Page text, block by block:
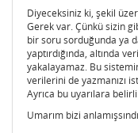
Diyeceksiniz ki, şekil
Gerek var. Çünkü sizin
bir soru sorduğunda ya
yaptırdığında, altında
yakalayamaz. Bu
verilerini de yazmanızı
Ayrıca bu uyarılara
Umarım bizi